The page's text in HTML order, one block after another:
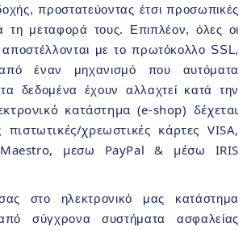
προστατεύοντας έτσι προσωπικές
τη μεταφορά τους. Επιπλέον, όλες οι
με το πρωτόκολλο SSL,
από έναν μηχανισμό που αυτόματα
δεδομένα έχουν αλλαχτεί κατά την
κατάστημα (e-shop) δέχεται
χρεωστικές κάρτες VISA,
μεσω PayPal & μέσω IRIS
στο ηλεκτρονικό μας κατάστημα
σύγχρονα συστήματα ασφαλείας